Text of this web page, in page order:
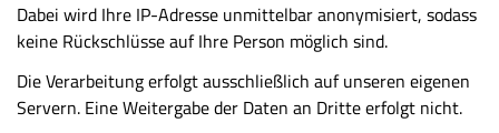
Dabei wird Ihre IP-Adresse unmittelbar anonymisiert, sodass
keine Rückschlüsse auf Ihre Person möglich sind.
Die Verarbeitung erfolgt ausschließlich auf unseren eigenen
Servern. Eine Weitergabe der Daten an Dritte erfolgt nicht.